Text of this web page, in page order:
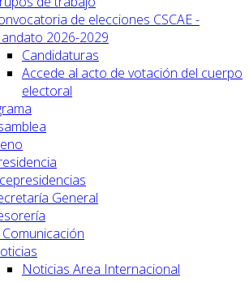
de elecciones CSCAE -
2026-2029
Candidaturas
Accede al acto de votación del cuerpo
electoral
General
Comunicación
Noticias Area Internacional